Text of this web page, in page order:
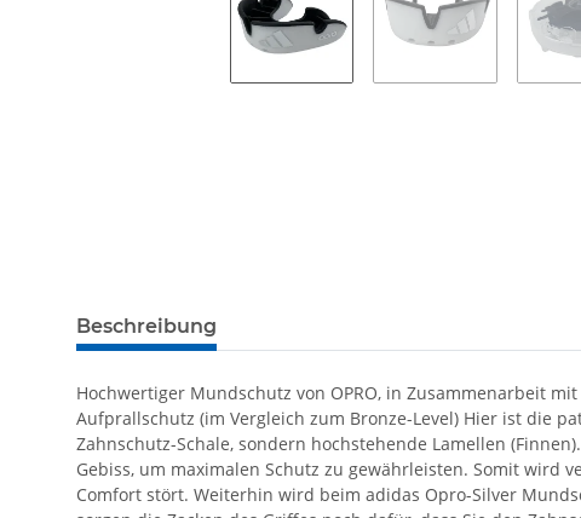
Beschreibung
Hochwertiger Mundschutz von OPRO, in Zusammenarbeit
Aufprallschutz (im Vergleich zum Bronze-Level) Hier ist die
Zahnschutz-Schale, sondern hochstehende Lamellen
Gebiss, um maximalen Schutz zu gewährleisten. Somit wird
Comfort stört. Weiterhin wird beim adidas Opro-Silver